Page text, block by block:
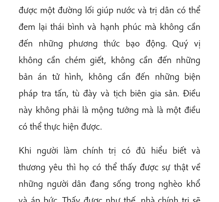
được một đường lối giúp nước và trị dân có thể
đem lại thái bình và hạnh phúc mà không cần
đến những phương thức bạo động. Quý vị
không cần chém giết, không cần đến những
bản án tử hình, không cần đến những biện
pháp tra tấn, tù đày và tịch biên gia sản. Điều
này không phải là mộng tưởng mà là một điều
có thể thực hiện được.
Khi người làm chính trị có đủ hiểu biết và
thương yêu thì họ có thể thấy được sự thật về
những người dân đang sống trong nghèo khổ